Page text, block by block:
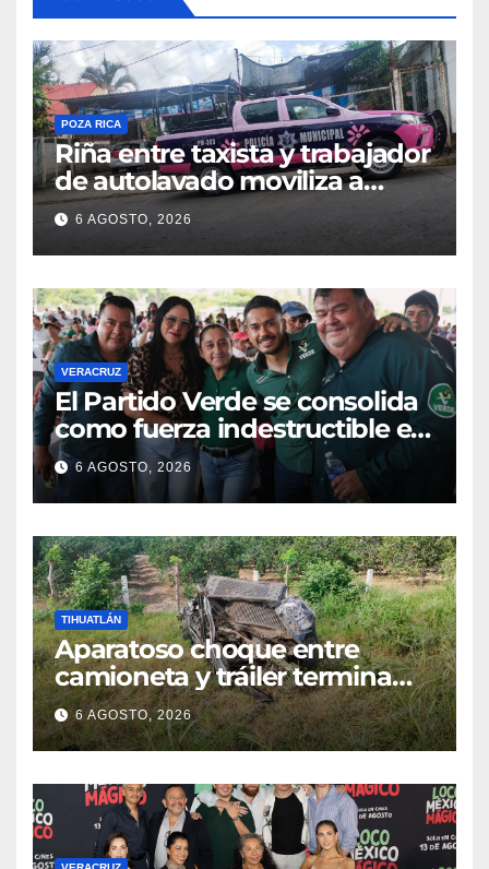
POZA RICA
Riña entre taxista y trabajador
de autolavado moviliza a
policías en Poza Rica
6 AGOSTO, 2026
VERACRUZ
​El Partido Verde se consolida
como fuerza indestructible en
la zona norte de Veracruz
6 AGOSTO, 2026
TIHUATLÁN
Aparatoso choque entre
camioneta y tráiler termina
con ambas unidades fuera de
la carretera en Tihuatlán
6 AGOSTO, 2026